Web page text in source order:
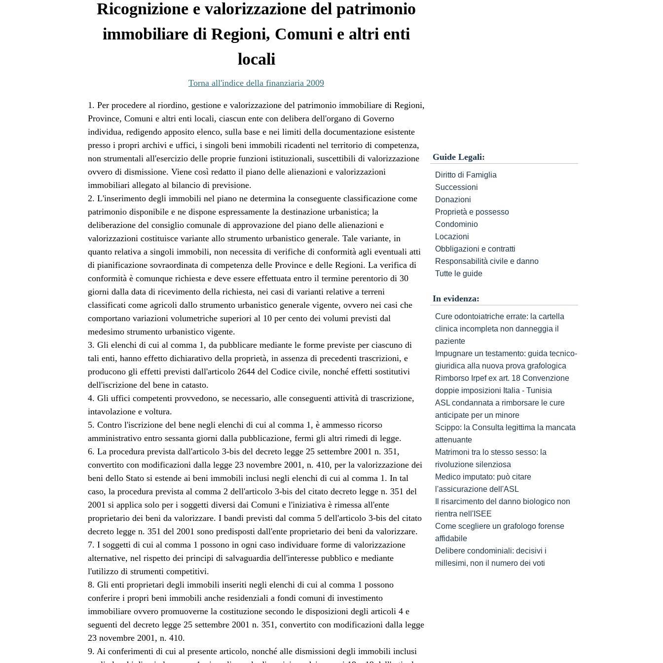
Ricognizione e valorizzazione del patrimonio
immobiliare di Regioni, Comuni e altri enti
locali
Torna all'indice della finanziaria 2009
1. Per procedere al riordino, gestione e valorizzazione del patrimonio immobiliare di Regioni,
Province, Comuni e altri enti locali, ciascun ente con delibera dell'organo di Governo
individua, redigendo apposito elenco, sulla base e nei limiti della documentazione esistente
presso i propri archivi e uffici, i singoli beni immobili ricadenti nel territorio di competenza,
non strumentali all'esercizio delle proprie funzioni istituzionali, suscettibili di valorizzazione
ovvero di dismissione. Viene così redatto il piano delle alienazioni e valorizzazioni
immobiliari allegato al bilancio di previsione.
2. L'inserimento degli immobili nel piano ne determina la conseguente classificazione come
patrimonio disponibile e ne dispone espressamente la destinazione urbanistica; la
deliberazione del consiglio comunale di approvazione del piano delle alienazioni e
valorizzazioni costituisce variante allo strumento urbanistico generale. Tale variante, in
quanto relativa a singoli immobili, non necessita di verifiche di conformità agli eventuali atti
di pianificazione sovraordinata di competenza delle Province e delle Regioni. La verifica di
conformità è comunque richiesta e deve essere effettuata entro il termine perentorio di 30
giorni dalla data di ricevimento della richiesta, nei casi di varianti relative a terreni
classificati come agricoli dallo strumento urbanistico generale vigente, ovvero nei casi che
comportano variazioni volumetriche superiori al 10 per cento dei volumi previsti dal
medesimo strumento urbanistico vigente.
3. Gli elenchi di cui al comma 1, da pubblicare mediante le forme previste per ciascuno di
tali enti, hanno effetto dichiarativo della proprietà, in assenza di precedenti trascrizioni, e
producono gli effetti previsti dall'articolo 2644 del Codice civile, nonché effetti sostitutivi
dell'iscrizione del bene in catasto.
4. Gli uffici competenti provvedono, se necessario, alle conseguenti attività di trascrizione,
intavolazione e voltura.
5. Contro l'iscrizione del bene negli elenchi di cui al comma 1, è ammesso ricorso
amministrativo entro sessanta giorni dalla pubblicazione, fermi gli altri rimedi di legge.
6. La procedura prevista dall'articolo 3-bis del decreto legge 25 settembre 2001 n. 351,
convertito con modificazioni dalla legge 23 novembre 2001, n. 410, per la valorizzazione dei
beni dello Stato si estende ai beni immobili inclusi negli elenchi di cui al comma 1. In tal
caso, la procedura prevista al comma 2 dell'articolo 3-bis del citato decreto legge n. 351 del
2001 si applica solo per i soggetti diversi dai Comuni e l'iniziativa è rimessa all'ente
proprietario dei beni da valorizzare. I bandi previsti dal comma 5 dell'articolo 3-bis del citato
decreto legge n. 351 del 2001 sono predisposti dall'ente proprietario dei beni da valorizzare.
7. I soggetti di cui al comma 1 possono in ogni caso individuare forme di valorizzazione
alternative, nel rispetto dei principi di salvaguardia dell'interesse pubblico e mediante
l'utilizzo di strumenti competitivi.
8. Gli enti proprietari degli immobili inseriti negli elenchi di cui al comma 1 possono
conferire i propri beni immobili anche residenziali a fondi comuni di investimento
immobiliare ovvero promuoverne la costituzione secondo le disposizioni degli articoli 4 e
seguenti del decreto legge 25 settembre 2001 n. 351, convertito con modificazioni dalla legge
23 novembre 2001, n. 410.
9. Ai conferimenti di cui al presente articolo, nonché alle dismissioni degli immobili inclusi
Guide Legali:
Diritto di Famiglia
Successioni
Donazioni
Proprietà e possesso
Condominio
Locazioni
Obbligazioni e contratti
Responsabilità civile e danno
Tutte le guide
In evidenza:
Cure odontoiatriche errate: la cartella
clinica incompleta non danneggia il
paziente
Impugnare un testamento: guida tecnico-
giuridica alla nuova prova grafologica
Rimborso Irpef ex art. 18 Convenzione
doppie imposizioni Italia - Tunisia
ASL condannata a rimborsare le cure
anticipate per un minore
Scippo: la Consulta legittima la mancata
attenuante
Matrimoni tra lo stesso sesso: la
rivoluzione silenziosa
Medico imputato: può citare
l'assicurazione dell'ASL
Il risarcimento del danno biologico non
rientra nell'ISEE
Come scegliere un grafologo forense
affidabile
Delibere condominiali: decisivi i
millesimi, non il numero dei voti